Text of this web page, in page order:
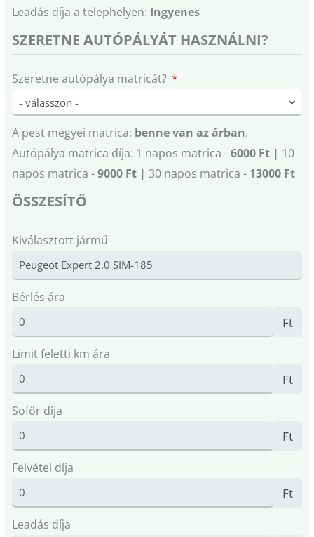
Leadás díja a telephelyen: Ingyenes
SZERETNE AUTÓPÁLYÁT HASZNÁLNI?
Szeretne autópálya matricát?
A pest megyei matrica: benne van az árban.
Autópálya matrica díja: 1 napos matrica -6000 Ft | 10
napos matrica -9000 Ft | 30 napos matrica - 13000 Ft
ÖSSZESÍTŐ
Kiválasztott jármű
Bérlés ára
Ft
Limit feletti km ára
Ft
Sofőr díja
Ft
Felvétel díja
Ft
Leadás díja